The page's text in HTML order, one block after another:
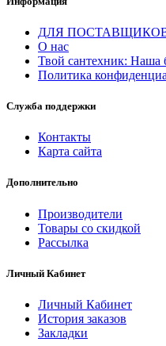
ДЛЯ
О нас
Твой сантехник: Наша
Политика
Служба поддержки
Контакты
Карта сайта
Дополнительно
Производители
Товары со скидкой
Рассылка
Личный Кабинет
Личный Кабинет
История заказов
Закладки